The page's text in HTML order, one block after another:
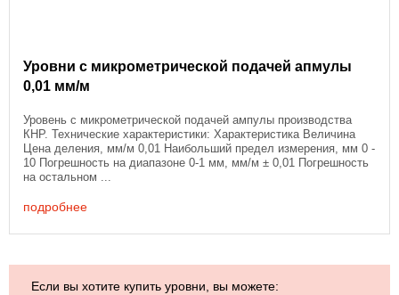
Уровни с микрометрической подачей апмулы
0,01 мм/м
Уровень с микрометрической подачей ампулы производства
КНР. Технические характеристики: Характеристика Величина
Цена деления, мм/м 0,01 Наибольший предел измерения, мм 0 -
10 Погрешность на диапазоне 0-1 мм, мм/м ± 0,01 Погрешность
на остальном ...
подробнее
Если вы хотите купить уровни, вы можете: